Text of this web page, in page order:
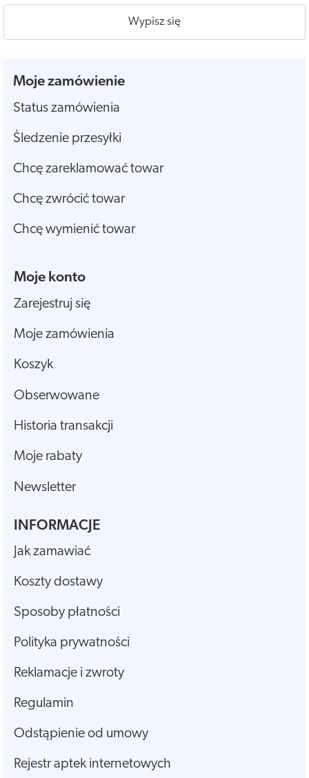
Wypisz się
Moje zamówienie
Status zamówienia
Śledzenie przesyłki
Chcę zareklamować towar
Chcę zwrócić towar
Chcę wymienić towar
Moje konto
Zarejestruj się
Moje zamówienia
Koszyk
Obserwowane
Historia transakcji
Moje rabaty
Newsletter
INFORMACJE
Jak zamawiać
Koszty dostawy
Sposoby płatności
Polityka prywatności
Reklamacje i zwroty
Regulamin
Odstąpienie od umowy
Rejestr aptek internetowych